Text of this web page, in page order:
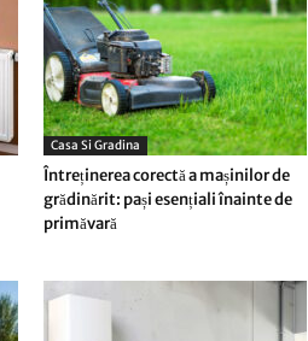
Casa Si Gradina
Întreținerea corectă a mașinilor de
grădinărit: pași esențiali înainte de
primăvară